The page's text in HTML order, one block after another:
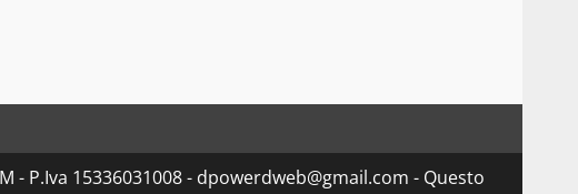
P.Iva 15336031008 - dpowerdweb@gmail.com - Questo